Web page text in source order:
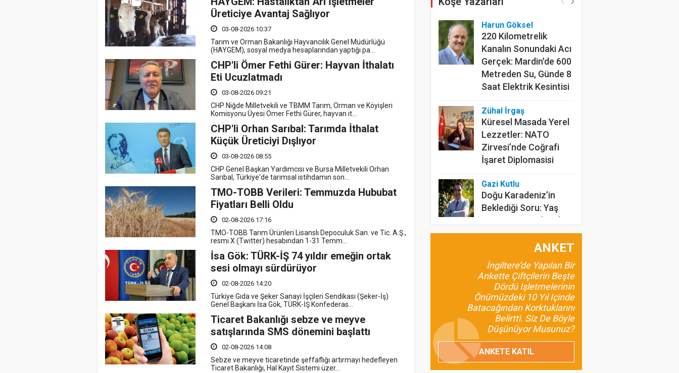
Üreticiye Avantaj Sağlıyor
03-08-2026 10:37
Tarım ve Orman Bakanlığı Hayvancılık Genel Müdürlüğü
(HAYGEM), sosyal medya hesaplarından yaptığı pa...
CHP'li Ömer Fethi Gürer: Hayvan İthalatı
Eti Ucuzlatmadı
03-08-2026 09:21
CHP Niğde Milletvekili ve TBMM Tarım, Orman ve Köyişleri
Komisyonu Üyesi Ömer Fethi Gürer, hayvan it...
CHP'li Orhan Sarıbal: Tarımda İthalat
Küçük Üreticiyi Dışlıyor
03-08-2026 08:55
CHP Genel Başkan Yardımcısı ve Bursa Milletvekili Orhan
Sarıbal, Türkiye'de tarımsal istihdamın son...
TMO-TOBB Verileri: Temmuzda Hububat
Fiyatları Belli Oldu
02-08-2026 17:16
TMO-TOBB Tarım Ürünleri Lisanslı Depoculuk San. ve Tic. A.Ş.,
resmi X (Twitter) hesabından 1-31 Temm...
İsa Gök: TÜRK-İŞ 74 yıldır emeğin ortak
sesi olmayı sürdürüyor
02-08-2026 14:20
Türkiye Gıda ve Şeker Sanayi İşçileri Sendikası (Şeker-İş)
Genel Başkanı İsa Gök, TÜRK-İŞ Konfederas...
Ticaret Bakanlığı sebze ve meyve
satışlarında SMS dönemini başlattı
02-08-2026 14:08
Sebze ve meyve ticaretinde şeffaflığı artırmayı hedefleyen
Ticaret Bakanlığı, Hal Kayıt Sistemi üzer...
Harun Göksel
220 Kilometrelik
Kanalın Sonundaki Acı
Gerçek: Mardin'de 600
Metreden Su, Günde 8
Saat Elektrik Kesintisi
Zühal İrgaş
Küresel Masada Yerel
Lezzetler: NATO
Zirvesi’nde Coğrafi
İşaret Diplomasisi
Gazi Kutlu
Doğu Karadeniz’in
Beklediği Soru: Yaş
Çay Kaç Lira Olacak?
Tarımın İnfrasesi
Günümüze Uyumlu
Değeri: Maş Fasulyesi
Prof.Dr. Bülent
Gülçubuk
Şura Kararlarının
İnsan ve Kalkınma
Odaklı Olması da
Gerekir?
ANKET
İngiltere’de Yapılan Bir
Ankette Çiftçilerin Beşte
Dördü Işletmelerinin
Önümüzdeki 10 Yıl Içinde
Batacağından Korktuklarını
Belirtti. Siz De Böyle
Düşünüyor Musunuz?
ANKETE KATIL